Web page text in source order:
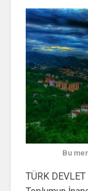
Bu
TÜRK DEVLET